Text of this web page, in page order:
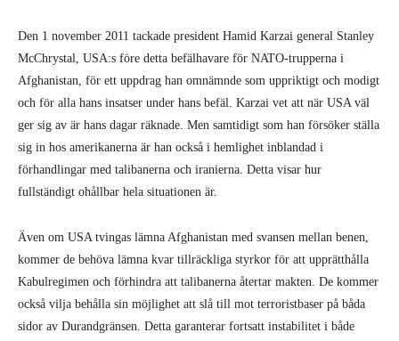
Den 1 november 2011 tackade president Hamid Karzai general Stanley
McChrystal, USA:s före detta befälhavare för NATO-trupperna i
Afghanistan, för ett uppdrag han omnämnde som uppriktigt och modigt
och för alla hans insatser under hans befäl. Karzai vet att när USA väl
ger sig av är hans dagar räknade. Men samtidigt som han försöker ställa
sig in hos amerikanerna är han också i hemlighet inblandad i
förhandlingar med talibanerna och iranierna. Detta visar hur
fullständigt ohållbar hela situationen är.
Även om USA tvingas lämna Afghanistan med svansen mellan benen,
kommer de behöva lämna kvar tillräckliga styrkor för att upprätthålla
Kabulregimen och förhindra att talibanerna återtar makten. De kommer
också vilja behålla sin möjlighet att slå till mot terroristbaser på båda
sidor av Durandgränsen. Detta garanterar fortsatt instabilitet i både